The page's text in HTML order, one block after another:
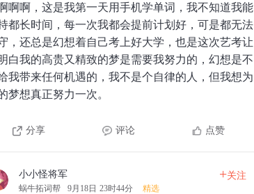
啊啊，这是我第一天用手机学单词，我不知道我能
都长时间，每一次我都会提前计划好，可是都无法
，还总是幻想着自己考上好大学，也是这次艺考让
白我的高贵又精致的梦是需要我努力的，幻想是不
我带来任何机遇的，我不是个自律的人，但我想为
梦想真正努力一次。
分享 评论 点赞
小小怪将军
蜗牛拓词帮 9月18日 23时44分 精选
+关注